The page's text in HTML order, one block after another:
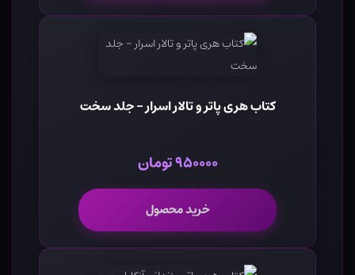
کتاب هری پاتر و تالار اسرار - جلد سخت
۹۵۰۰۰۰ تومان
خرید محصول